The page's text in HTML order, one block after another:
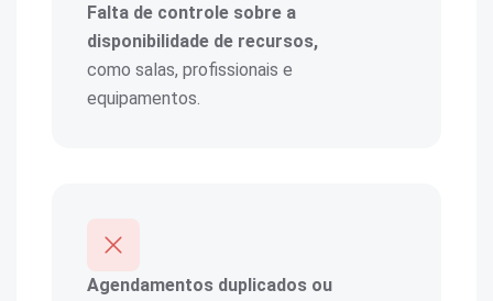
Falta de controle sobre a
disponibilidade de recursos,
como salas, profissionais e
equipamentos.
Agendamentos duplicados ou